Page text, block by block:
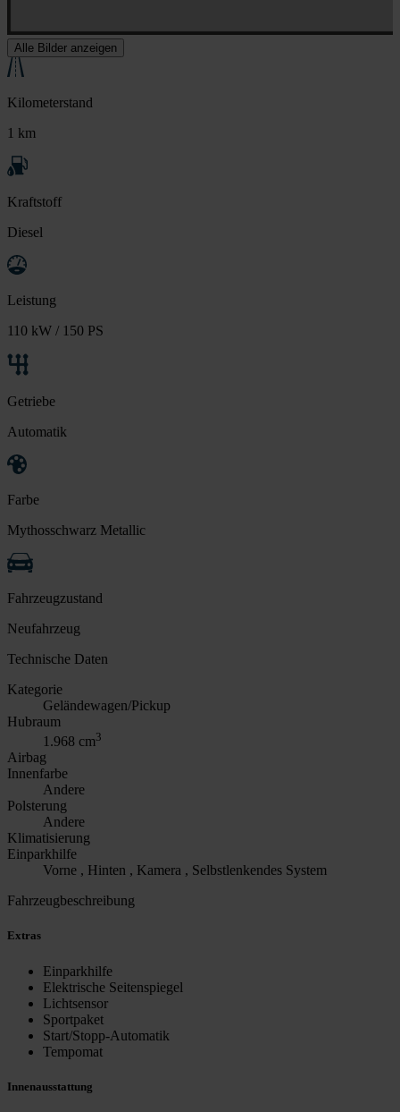
Alle Bilder anzeigen
Kilometerstand
1 km
Kraftstoff
Diesel
Leistung
110 kW / 150 PS
Getriebe
Automatik
Farbe
Mythosschwarz Metallic
Fahrzeugzustand
Neufahrzeug
Technische Daten
Kategorie
Geländewagen/Pickup
Hubraum
1.968 cm3
Airbag
Innenfarbe
Andere
Polsterung
Andere
Klimatisierung
Einparkhilfe
Vorne , Hinten , Kamera , Selbstlenkendes System
Fahrzeugbeschreibung
Extras
Einparkhilfe
Elektrische Seitenspiegel
Lichtsensor
Sportpaket
Start/Stopp-Automatik
Tempomat
Innenausstattung